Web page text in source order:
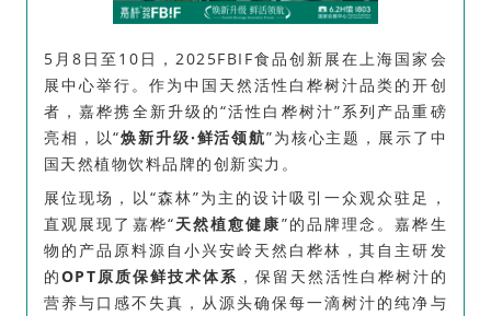
5月8日至10日，2025FBIF食品创新展在上海国家会
展中心举行。作为中国天然活性白桦树汁品类的开创
者，嘉桦携全新升级的“活性白桦树汁”系列产品重磅
亮相，以“焕新升级·鲜活领航”为核心主题，展示了中
国天然植物饮料品牌的创新实力。
展位现场，以“森林”为主的设计吸引一众观众驻足，
直观展现了嘉桦“天然植愈健康”的品牌理念。嘉桦生
物的产品原料源自小兴安岭天然白桦林，其自主研发
的OPT原质保鲜技术体系 ，保留天然活性白桦树汁的
营养与口感不失真，从源头确保每一滴树汁的纯净与